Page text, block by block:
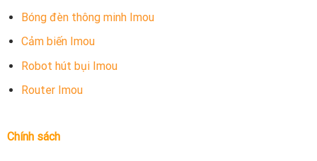
Bóng đèn thông minh Imou
Cảm biến Imou
Robot hút bụi Imou
Router Imou
Chính sách